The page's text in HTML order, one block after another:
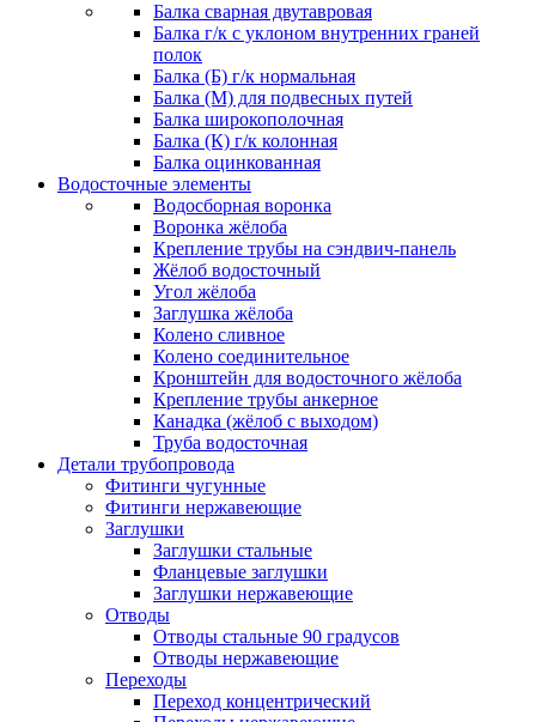
Балка сварная двутавровая
Балка г/к с уклоном внутренних граней
полок
Балка (Б) г/к нормальная
Балка (М) для подвесных путей
Балка широкополочная
Балка (К) г/к колонная
Балка оцинкованная
Водосточные элементы
Водосборная воронка
Воронка жёлоба
Крепление трубы на сэндвич-панель
Жёлоб водосточный
Угол жёлоба
Заглушка жёлоба
Колено сливное
Колено соединительное
Кронштейн для водосточного жёлоба
Крепление трубы анкерное
Канадка (жёлоб с выходом)
Труба водосточная
Детали трубопровода
Фитинги чугунные
Фитинги нержавеющие
Заглушки
Заглушки стальные
Фланцевые заглушки
Заглушки нержавеющие
Отводы
Отводы стальные 90 градусов
Отводы нержавеющие
Переходы
Переход концентрический